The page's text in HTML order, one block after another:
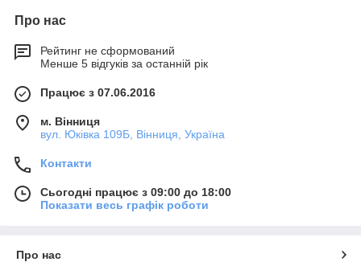
Про нас
Рейтинг не сформований
Менше 5 відгуків за останній рік
Працює з 07.06.2016
м. Вінниця
вул. Юківка 109Б, Вінниця, Україна
Контакти
Сьогодні працює з 09:00 до 18:00
Показати весь графік роботи
Про нас